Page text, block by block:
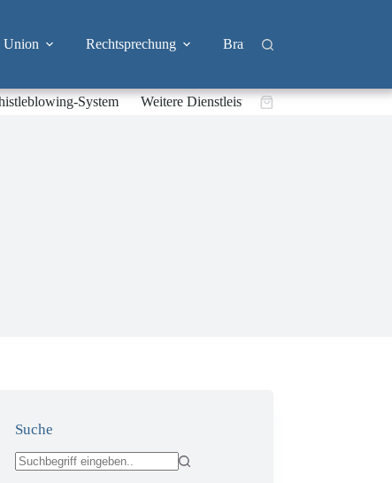
Union Rechtsprechung Branchen
System Weitere DienstleistungenWarenkorb
Suche